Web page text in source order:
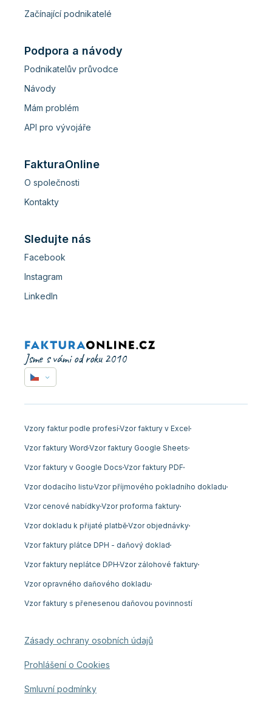
Začínající podnikatelé
Podpora a návody
Podnikatelův průvodce
Návody
Mám problém
API pro vývojáře
FakturaOnline
O společnosti
Kontakty
Sledujte nás
Facebook
Instagram
LinkedIn
Jsme s vámi od roku 2010
Vzory faktur podle profesíVzor faktury v Excel
Vzor faktury WordVzor faktury Google Sheets
Vzor faktury v Google DocsVzor faktury PDF
Vzor dodacího listuVzor příjmového pokladního dokladu
Vzor cenové nabídkyVzor proforma faktury
Vzor dokladu k přijaté platběVzor objednávky
Vzor faktury plátce DPH - daňový doklad
Vzor faktury neplátce DPHVzor zálohové faktury
Vzor opravného daňového dokladu
Vzor faktury s přenesenou daňovou povinností
Zásady ochrany osobních údajů
Prohlášení o Cookies
Smluvní podmínky